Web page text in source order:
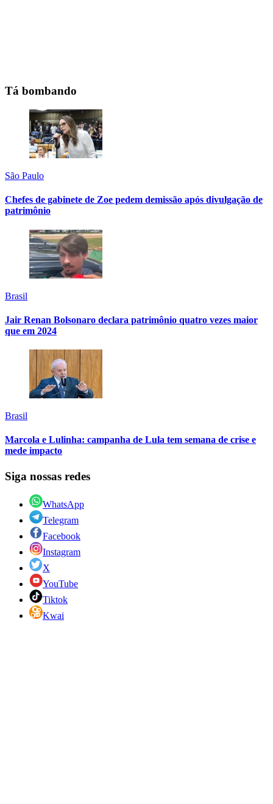
Tá bombando
São Paulo
Chefes de gabinete de Zoe pedem demissão após divulgação de
patrimônio
Brasil
Jair Renan Bolsonaro declara patrimônio quatro vezes maior
que em 2024
Brasil
Marcola e Lulinha: campanha de Lula tem semana de crise e
mede impacto
Siga nossas redes
WhatsApp
Telegram
Facebook
Instagram
X
YouTube
Tiktok
Kwai